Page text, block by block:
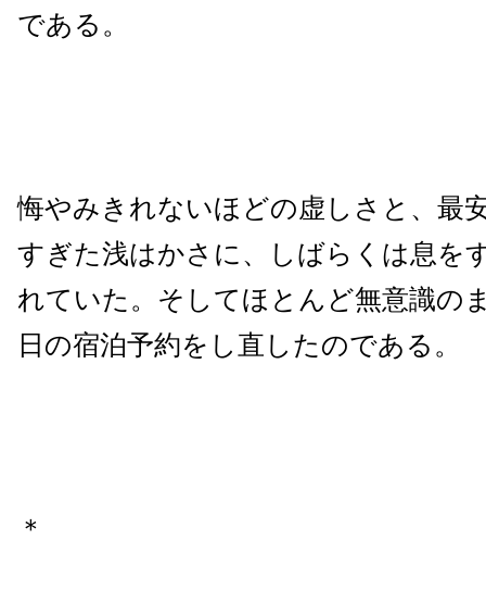
である。
悔やみきれないほどの虚しさと、最
すぎた浅はかさに、しばらくは息を
れていた。そしてほとんど無意識の
日の宿泊予約をし直したのである。
＊